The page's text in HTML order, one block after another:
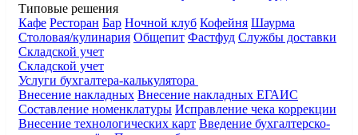
Типовые решения
Кафе Ресторан Бар Ночной клуб Кофейня Шаурма
Столовая/кулинария Общепит Фастфуд Службы доставки
Складской учет
Складской учет
Услуги бухгалтера-калькулятора
Внесение накладных Внесение накладных ЕГАИС
Составление номенклатуры Исправление чека коррекции
Внесение технологических карт Введение бухгалтерско-